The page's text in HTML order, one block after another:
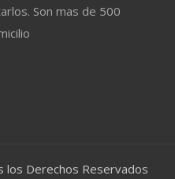
Son mas de 500
los Derechos Reservados